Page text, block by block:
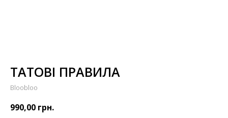
ТАТОВІ ПРАВИЛА
Bloobloo
990,00 грн.